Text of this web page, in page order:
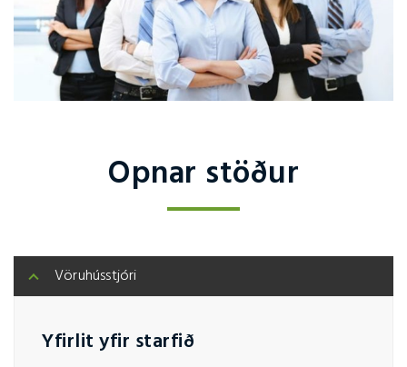
Opnar stöður
Vöruhússtjóri
Yfirlit yfir starfið